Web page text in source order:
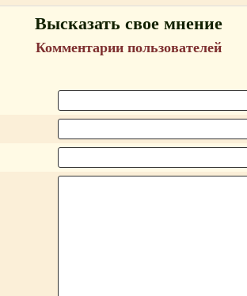
Высказать свое мнение
Комментарии пользователей